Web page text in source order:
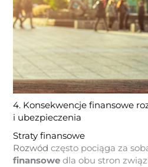
4. Konsekwencje finansowe
i ubezpieczenia
Straty finansowe
Rozwód często pociąga za
finansowe dla obu stron